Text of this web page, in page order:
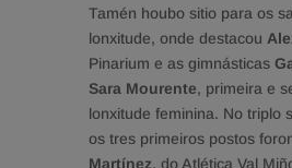
Tamén houbo sitio para os
lonxitude, onde destacou
Pinarium e as gimnásticas
Sara Mourente, primeira e
lonxitude feminina. No triplo
os tres primeiros postos
Martínez, do Atlética Val